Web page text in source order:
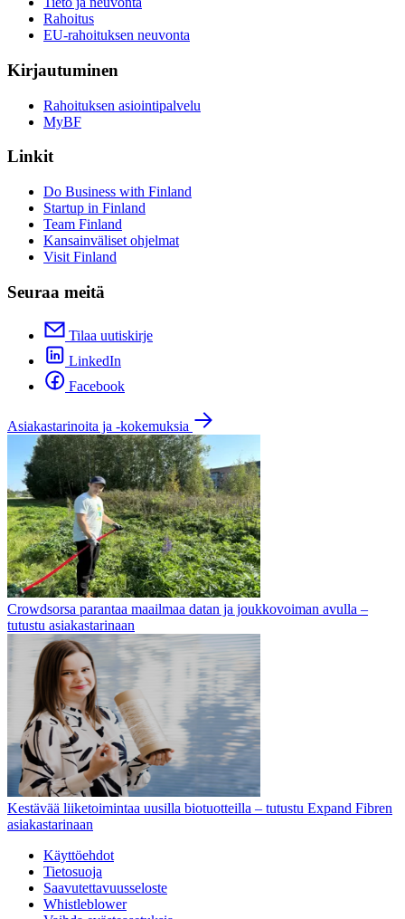
Rahoitus
EU-rahoituksen neuvonta
Kirjautuminen
Rahoituksen asiointipalvelu
MyBF
Linkit
Do Business with Finland
Startup in Finland
Team Finland
Kansainväliset ohjelmat
Visit Finland
Seuraa meitä
Tilaa uutiskirje
LinkedIn
Facebook
Asiakastarinoita ja -kokemuksia
Crowdsorsa parantaa maailmaa datan ja joukkovoiman avulla –
tutustu asiakastarinaan
Kestävää liiketoimintaa uusilla biotuotteilla – tutustu Expand Fibren
asiakastarinaan
Käyttöehdot
Tietosuoja
Saavutettavuusseloste
Whistleblower